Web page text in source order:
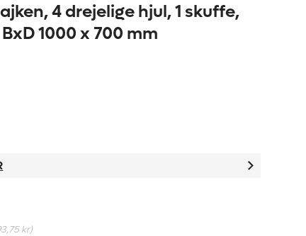
4 drejelige hjul, 1 skuffe,
1000 x 700 mm
kr)